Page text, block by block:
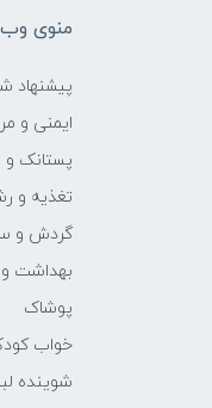
منوی
پیشنهاد
ایمنی و
پستانک و
تغذیه و
گردش و
بهداشت و
پوشاک
خواب
شوینده